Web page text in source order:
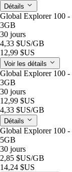
Détails
Global Explorer 100
3GB
30 jours
4,33 $US/GB
12,99 $US
Voir les détails
Global Explorer 100
3GB
30 jours
12,99 $US
4,33 $US/GB
Détails
Global Explorer 100
5GB
30 jours
2,85 $US/GB
14,24 $US